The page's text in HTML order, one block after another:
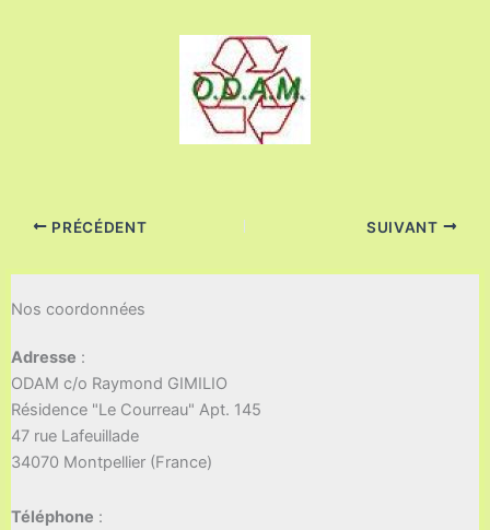
PRÉCÉDENT SUIVANT
Nos coordonnées
Adresse :
ODAM c/o Raymond GIMILIO
Résidence "Le Courreau" Apt. 145
47 rue Lafeuillade
34070 Montpellier (France)
Téléphone :